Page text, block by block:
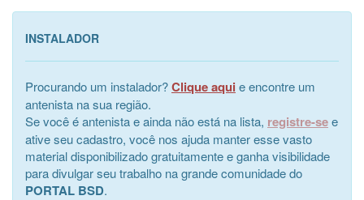
INSTALADOR
Procurando um instalador?Clique aqui e encontre um
antenista na sua região.
Se você é antenista e ainda não está na lista, registre-see
ative seu cadastro, você nos ajuda manter esse vasto
material disponibilizado gratuitamente e ganha visibilidade
para divulgar seu trabalho na grande comunidade do
PORTAL BSD.